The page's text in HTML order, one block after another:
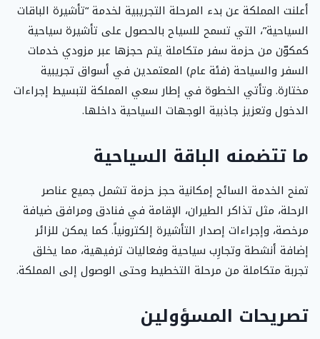
أعلنت المملكة عن بدء المرحلة التجريبية لخدمة “تأشيرة الباقات
السياحية”، التي تسمح للسياح بالحصول على تأشيرة سياحية
كمكوّن من حزمة سفر متكاملة يتم حجزها عبر مزودي خدمات
السفر والسياحة (فئة عام) المعتمدين في أسواق تجريبية
مختارة. وتأتي الخطوة في إطار سعي المملكة لتبسيط إجراءات
الدخول وتعزيز جاذبية الوجهات السياحية داخلها.
ما تتضمنه الباقة السياحية
تمنح الخدمة السائح إمكانية حجز حزمة تشمل جميع عناصر
الرحلة، مثل تذاكر الطيران، الإقامة في فنادق ومرافق ضيافة
مرخصة، وإجراءات إصدار التأشيرة إلكترونياً. كما يمكن للزائر
إضافة أنشطة وتجارِب سياحية وفعاليات ترفيهية، مما يخلق
تجربة متكاملة من مرحلة التخطيط وحتى الوصول إلى المملكة.
تصريحات المسؤولين